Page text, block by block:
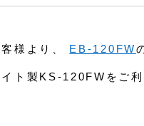
様より、 EB-120FW
ト製KS-120FWをご